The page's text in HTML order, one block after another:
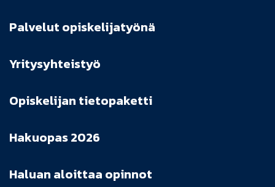
Haluan aloittaa opinnot
Palvelut opiskelijatyönä
Yritysyhteistyö
Opiskelijan tietopaketti
Hakuopas 2026